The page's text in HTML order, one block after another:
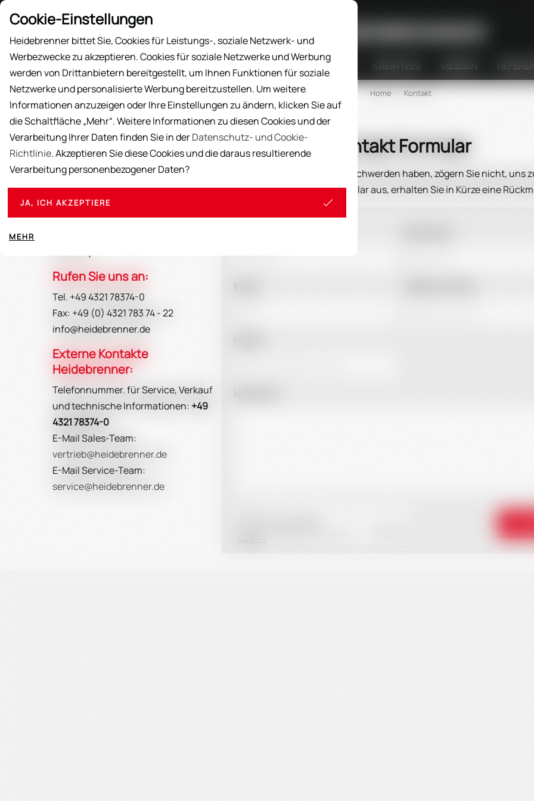
AUSSTELLUNGSGERÄTE KREATIVES MESSEN
Suche
Home Kontakt
Kontakt Formular
Sollten Sie Fragen, Anregungen oder Beschwerden haben, zögern Sie nicht, uns
füllen Sie das Kontaktformular aus, erhalten Sie in Kürze eine
Heidebrenner GmbH
Rufen Sie uns an:
Tel. +49 4321 78374-0
Fax: +49 (0) 4321 783 74 - 22
info@heidebrenner.de
Externe Kontakte
Heidebrenner:
Telefonnummer. für Service, Verkauf
und technische Informationen: +49
4321 78374-0
E-Mail Sales-Team:
vertrieb@heidebrenner.de
E-Mail Service-Team:
service@heidebrenner.de
Email:
Cookie-Einstellungen
Heidebrenner bittet Sie, Cookies für Leistungs-, soziale Netzwerk- und
Werbezwecke zu akzeptieren. Cookies für soziale Netzwerke und Werbung
werden von Drittanbietern bereitgestellt, um Ihnen Funktionen für soziale
Netzwerke und personalisierte Werbung bereitzustellen. Um weitere
Informationen anzuzeigen oder Ihre Einstellungen zu ändern, klicken Sie auf
die Schaltfläche „Mehr“. Weitere Informationen zu diesen Cookies und der
Verarbeitung Ihrer Daten finden Sie in derDatenschutz- und Cookie-
Richtlinie. Akzeptieren Sie diese Cookies und die daraus resultierende
Verarbeitung personenbezogener Daten?
JA, ICH AKZEPTIERE
MEHR